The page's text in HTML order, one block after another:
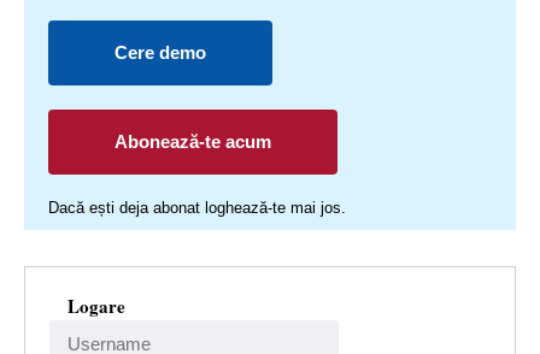
Cere demo
Abonează-te acum
Dacă ești deja abonat loghează-te mai jos.
Logare